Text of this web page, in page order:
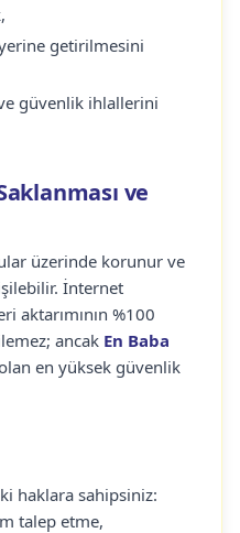
getirilmesini
güvenlik ihlallerini
ve
üzerinde korunur ve
İnternet
aktarımının %100
ancak En Baba
en yüksek güvenlik
haklara sahipsiniz:
talep etme,